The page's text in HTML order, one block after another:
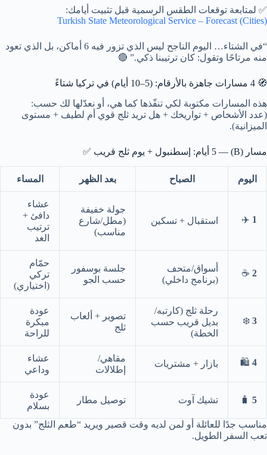
✅ لمتابعة توقعات الطقس الرسمية قبل تثبيت أيامك:
Turkish State Meteorological Service – Forecast (Cities)
“في الشتاء… اليوم الناجح ليس الذي تزور فيه 6 أماكن، بل الذي تعود
منه مرتاحًا وتقول: كان ترتيبنا ذكي.” 🔴
🧭 4 مسارات جاهزة بالأرقام: (5–10 أيام) في تركيا شتاءً
هذه المسارات مكتوبة لكي تنفّذها كما هي، أو نعدّلها لك حسب:
(عدد الأشخاص + تواريخك + هل تريد ثلج قوي أم لطيف + مستوى
الميزانية).
مسار (B) — 5 أيام: إسطنبول + يوم ثلج قريب ✅
اليوم الصباح بعد الظهر المساء
1
✈️ استقبال + تسكين
جولة خفيفة
(مطل/شارع
مناسب)
عشاء
دافئ +
ترتيب
الغد
2
☕
أسواق/متحف
(برنامج داخلي)
جلسة بوسفور
حسب الجو
حمّام
تركي
(اختياري)
3
❄️
رحلة ثلج (كارتبه/
بديل قريب حسب
الخطة)
تصوير + ألعاب
ثلج
عودة
مبكرة
للراحة
4
🛍️ بازار + مشتريات
مقاهي/
إطلالات
عشاء
وداعي
5
🧳 تشيك آوت توصيل مطار
عودة
بسلام
مناسب جدًا للعائلة أو لمن لديه وقت قصير ويريد “طعم الثلج” بدون
تعب السفر الطويل.